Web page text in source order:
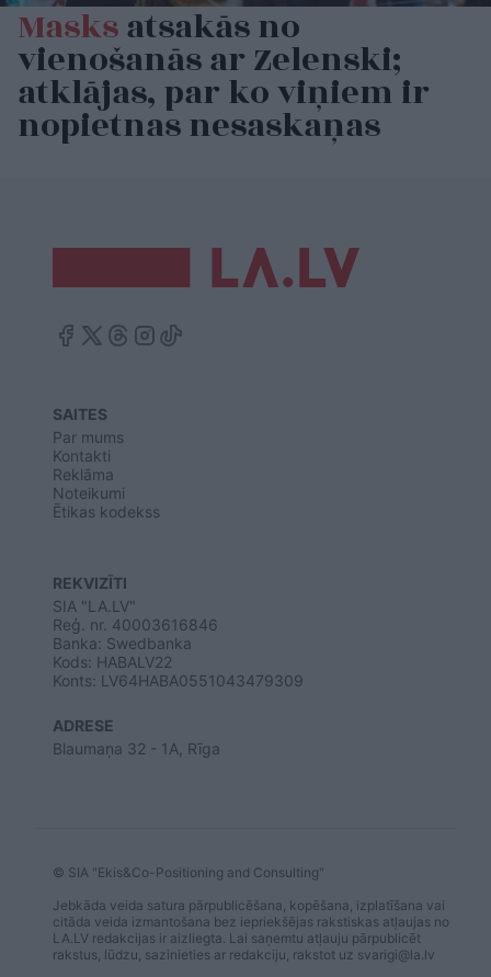
Masksatsakās no
vienošanās ar Zelenski;
atklājas, par ko viņiem ir
nopietnas nesaskaņas
SAITES
Par mums
Kontakti
Reklāma
Noteikumi
Ētikas kodekss
REKVIZĪTI
SIA "LA.LV"
Reģ. nr. 40003616846
Banka: Swedbanka
Kods: HABALV22
Konts: LV64HABA0551043479309
ADRESE
Blaumaņa 32 - 1A, Rīga
© SIA "Ekis&Co-Positioning and Consulting"
Jebkāda veida satura pārpublicēšana, kopēšana, izplatīšana vai
citāda veida izmantošana bez iepriekšējas rakstiskas atļaujas no
LA.LV redakcijas ir aizliegta. Lai saņemtu atļauju pārpublicēt
rakstus, lūdzu, sazinieties ar redakciju, rakstot uz svarigi@la.lv